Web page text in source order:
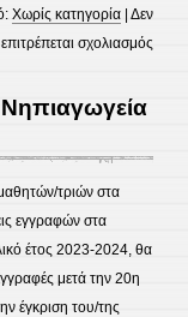
Χωρίς κατηγορία |Δεν
επιτρέπεται σχολιασμός
τριών στα
εγγραφών στα
έτος 2023-2024, θα
μετά την 20η
έγκριση του/της